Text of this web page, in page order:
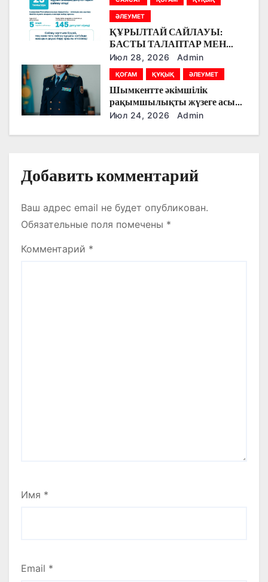
я
м
ӘЛЕУМЕТ
ҚҰРЫЛТАЙ САЙЛАУЫ:
БАСТЫ ТАЛАПТАР МЕН
ЕРЕКШЕЛІКТЕР
Июл 28, 2026 Admin
ҚОҒАМ ҚҰҚЫҚ ӘЛЕУМЕТ
Шымкентте әкімшілік
рақымшылықты жүзеге асыру
қорытындылары шығарылды
Июл 24, 2026 Admin
Добавить комментарий
Ваш адрес email не будет опубликован.
Обязательные поля помечены *
Комментарий *
Имя *
Email *